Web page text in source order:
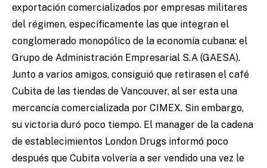
exportación comercializados por empresas militares
del régimen, específicamente las que integran el
conglomerado monopólico de la economía cubana: el
Grupo de Administración Empresarial S.A (GAESA).
Junto a varios amigos, consiguió que retirasen el café
Cubita de las tiendas de Vancouver, al ser esta una
mercancía comercializada por CIMEX. Sin embargo,
su victoria duró poco tiempo. El manager de la cadena
de establecimientos London Drugs informó poco
después que Cubita volvería a ser vendido una vez le